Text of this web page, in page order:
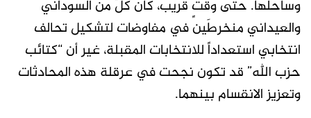
وساحلها. حتى وقتٍ قريب، كان كلٌّ من السوداني
والعيداني منخرطَين في مفاوضات لتشكيل تحالف
انتخابي استعداداً للانتخابات المقبلة، غير أن “كتائب
حزب الله” قد تكون نجحت في عرقلة هذه المحادثات
وتعزيز الانقسام بينهما.